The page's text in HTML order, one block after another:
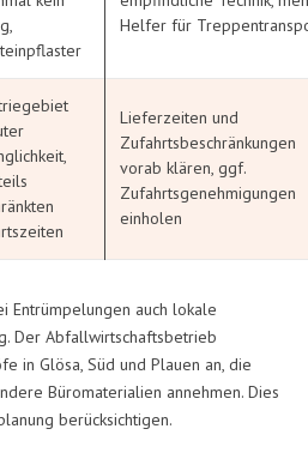
Helfer für
Lieferzeiten und
Zufahrtsbeschränkungen
vorab klären, ggf.
Zufahrtsgenehmigungen
einholen
Entrümpelungen auch lokale
Der Abfallwirtschaftsbetrieb
in Glösa, Süd und Plauen an, die
Büromaterialien annehmen. Dies
berücksichtigen.